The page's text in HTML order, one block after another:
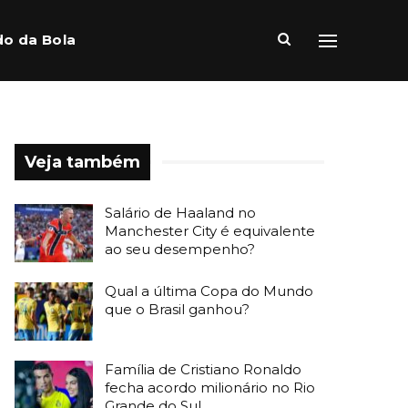
da Bola
Veja também
Salário de Haaland no
Manchester City é equivalente
ao seu desempenho?
Qual a última Copa do Mundo
que o Brasil ganhou?
Família de Cristiano Ronaldo
fecha acordo milionário no Rio